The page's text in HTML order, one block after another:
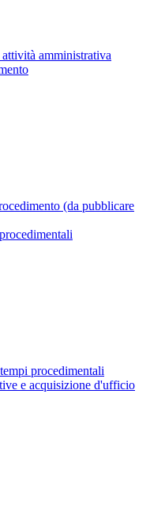
amministrativa
(da pubblicare
procedimentali
e acquisizione d'ufficio